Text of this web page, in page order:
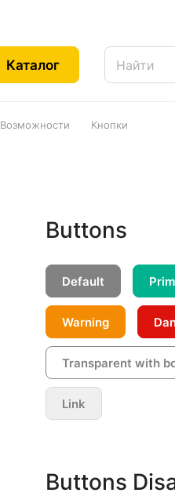
Каталог
Возможности Кнопки
Buttons
Default
Warning
Transparent with
Link
Buttons